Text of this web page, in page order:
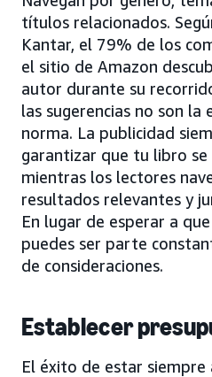
títulos relacionados.
Kantar, el 79% de los
el sitio de Amazon
autor durante su
las sugerencias no son la
norma. La publicidad
garantizar que tu libro se
mientras los lectores
resultados relevantes y
En lugar de esperar a
puedes ser parte
de consideraciones.
Establecer
El éxito de estar